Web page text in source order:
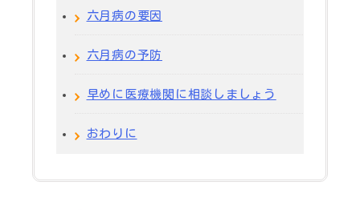
六月病の要因
六月病の予防
早めに医療機関に相談しましょう
おわりに